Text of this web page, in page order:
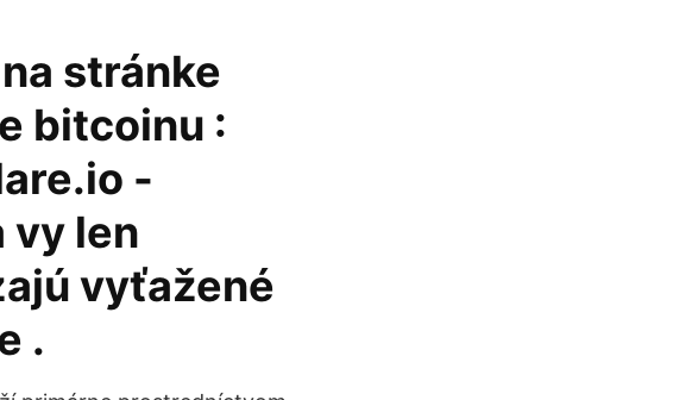
stránke
bitcoinu :
-
vy len
vyťažené
.